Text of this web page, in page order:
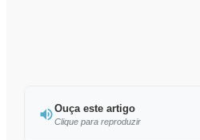
Ouça este artigo
Clique para reproduzir